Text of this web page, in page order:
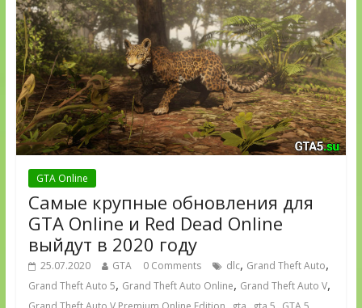
GTA Online
Самые крупные обновления для
GTA Online и Red Dead Online
выйдут в 2020 году
25.07.2020 GTA 0 Comments dlc, Grand Theft Auto,
Grand Theft Auto 5, Grand Theft Auto Online, Grand Theft Auto V,